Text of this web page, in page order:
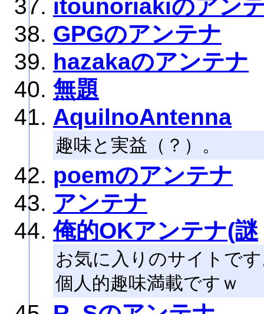
itounoriakiのアン
GPGのアンテナ
hazakaのアンテナ
無題
AquilnoAntenna
趣味と実益（？）。
poemのアンテナ
アンテナ
俺的OKアンテナ(謎
お気に入りのサイトで
個人的趣味満載ですｗ